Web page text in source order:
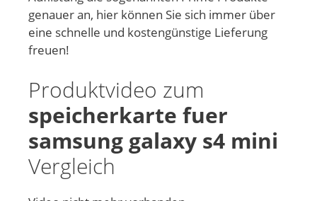
genauer an, hier können Sie sich immer über
eine schnelle und kostengünstige Lieferung
freuen!
Produktvideo zum
speicherkarte fuer
samsung galaxy s4 mini
Vergleich